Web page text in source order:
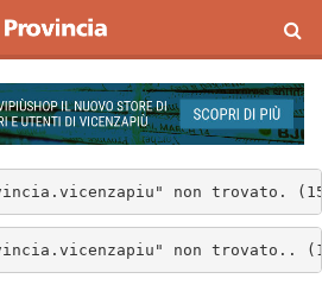
non trovato.
non trovato..